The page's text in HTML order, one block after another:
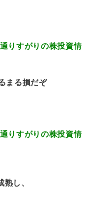
りすがりの株投資情
まる損だぞ
りすがりの株投資情
し、